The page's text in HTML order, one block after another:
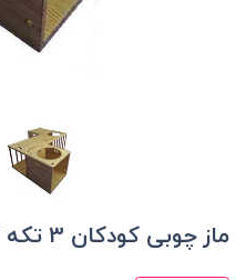
ماز چوبی کودکان 3 تکه کد 1218